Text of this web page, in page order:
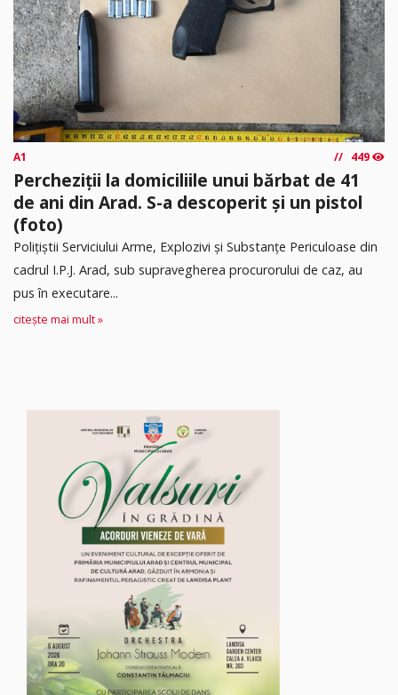
A1 449
Percheziții la domiciliile unui bărbat de 41
de ani din Arad. S-a descoperit și un pistol
(foto)
Polițiștii Serviciului Arme, Explozivi și Substanțe Periculoase din
cadrul I.P.J. Arad, sub supravegherea procurorului de caz, au
pus în executare...
citește mai mult »